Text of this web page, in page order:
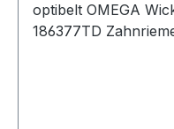
optibelt OMEGA
186377TD